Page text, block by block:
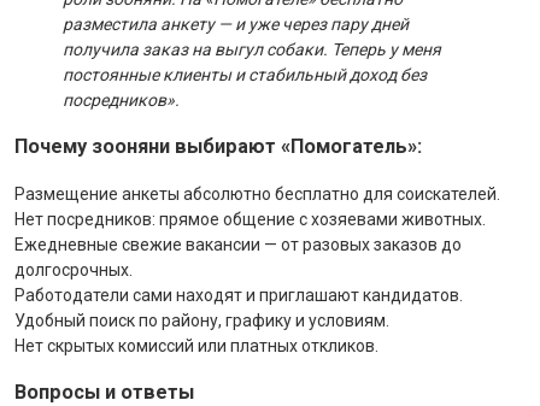
разместила анкету — и уже через пару дней
получила заказ на выгул собаки. Теперь у меня
постоянные клиенты и стабильный доход без
посредников».
Почему зооняни выбирают «Помогатель»:
Размещение анкеты абсолютно бесплатно для соискателей.
Нет посредников: прямое общение с хозяевами животных.
Ежедневные свежие вакансии — от разовых заказов до
долгосрочных.
Работодатели сами находят и приглашают кандидатов.
Удобный поиск по району, графику и условиям.
Нет скрытых комиссий или платных откликов.
Вопросы и ответы